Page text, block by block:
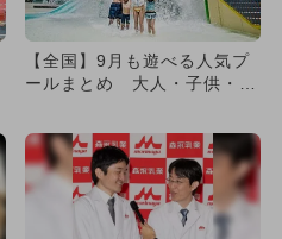
【全国】9月も遊べる人気プ
ールまとめ 大人・子供・幼